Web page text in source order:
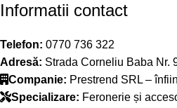
Informatii contact
Telefon: 0770 736 322
Adresă: Strada Corneliu Baba Nr.
Companie: Prestrend SRL –
Specializare: Feronerie și